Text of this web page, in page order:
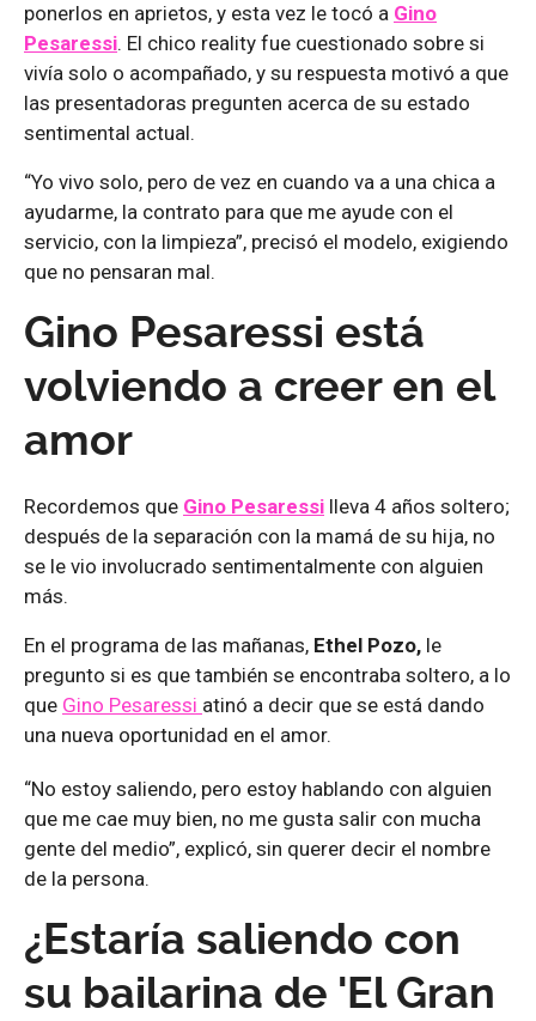
ponerlos en aprietos, y esta vez le tocó a Gino
Pesaressi. El chico reality fue cuestionado sobre si
vivía solo o acompañado, y su respuesta motivó a que
las presentadoras pregunten acerca de su estado
sentimental actual.
“Yo vivo solo, pero de vez en cuando va a una chica a
ayudarme, la contrato para que me ayude con el
servicio, con la limpieza”, precisó el modelo, exigiendo
que no pensaran mal.
Gino Pesaressi está
volviendo a creer en el
amor
Recordemos que Gino Pesaressi lleva 4 años soltero;
después de la separación con la mamá de su hija, no
se le vio involucrado sentimentalmente con alguien
más.
En el programa de las mañanas, Ethel Pozo, le
pregunto si es que también se encontraba soltero, a lo
que Gino Pesaressi atinó a decir que se está dando
una nueva oportunidad en el amor.
“No estoy saliendo, pero estoy hablando con alguien
que me cae muy bien, no me gusta salir con mucha
gente del medio”, explicó, sin querer decir el nombre
de la persona.
¿Estaría saliendo con
su bailarina de 'El Gran